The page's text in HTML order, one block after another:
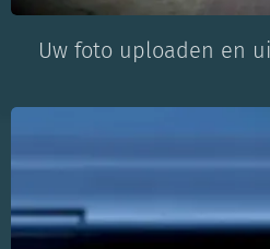
Uw foto uploaden en